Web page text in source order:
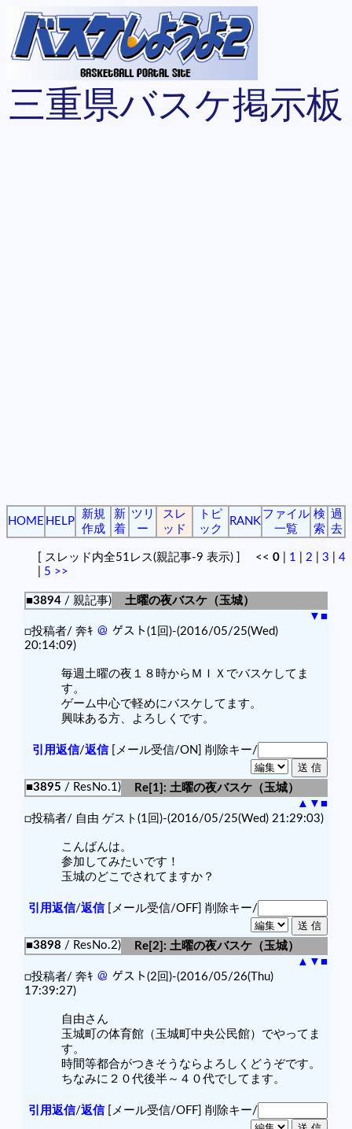
三重県バスケ掲示板
HOME HELP
新規
作成
新
着
ツリ
ー
スレ
ッド
トピ
ック
RANK
ファイル
一覧
検
索
過
去
[ スレッド内全51レス(親記事-9 表示) ] << 0 1 2 3
4
5 >>
■3894 / 親記事)
土曜の夜バスケ（玉城）
▼ ■
□投稿者/ 奔ｷ ＠ ゲスト(1回)-(2016/05/25(Wed)
20:14:09)
毎週土曜の夜１８時からＭＩＸでバスケしてま
す。
ゲーム中心で軽めにバスケしてます。
興味ある方、よろしくです。
引用返信/返信[メール受信/ON] 削除キー/
■3895 / ResNo.1)
Re[1]: 土曜の夜バスケ（玉城）
▲ ▼ ■
□投稿者/ 自由 ゲスト(1回)-(2016/05/25(Wed) 21:29:03)
こんばんは。
参加してみたいです！
玉城のどこでされてますか？
引用返信/返信[メール受信/OFF] 削除キー/
■3898 / ResNo.2)
Re[2]: 土曜の夜バスケ（玉城）
▲ ▼ ■
□投稿者/ 奔ｷ ＠ ゲスト(2回)-(2016/05/26(Thu)
17:39:27)
自由さん
玉城町の体育館（玉城町中央公民館）でやってま
す。
時間等都合がつきそうならよろしくどうぞです。
ちなみに２０代後半～４０代でしてます。
引用返信/返信[メール受信/OFF] 削除キー/